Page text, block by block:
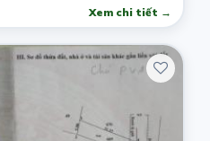
Xem chi tiết →